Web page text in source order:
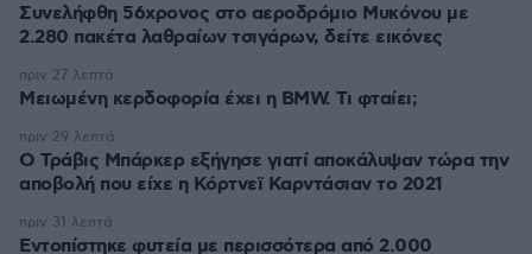
Συνελήφθη 56χρονος στο αεροδρόμιο Μυκόνου με
2.280 πακέτα λαθραίων τσιγάρων, δείτε εικόνες
Μειωμένη κερδοφορία έχει η BMW. Τι φταίει;
πριν 27 λεπτά
O Τράβις Μπάρκερ εξήγησε γιατί αποκάλυψαν τώρα την
αποβολή που είχε η Κόρτνεϊ Καρντάσιαν το 2021
πριν 29 λεπτά
Εντοπίστηκε φυτεία με περισσότερα από 2.000
πριν 31 λεπτά